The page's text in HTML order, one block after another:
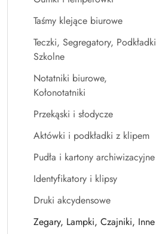
Taśmy klejące biurowe
Teczki, Segregatory, Podkładki
Szkolne
Notatniki biurowe,
Kołonotatniki
Przekąski i słodycze
Aktówki i podkładki z klipem
Pudła i kartony archiwizacyjne
Identyfikatory i klipsy
Druki akcydensowe
Zegary, Lampki, Czajniki, Inne